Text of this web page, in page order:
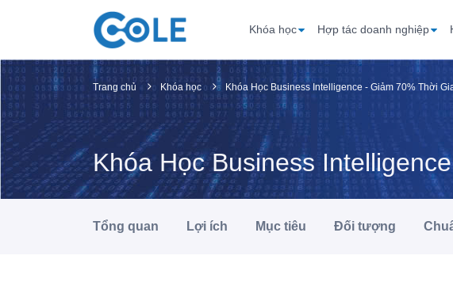
Khóa học Hợp tác doanh nghiệp
Trang chủ Khóa học Khóa Học Business Intelligence - Giảm 70% Thời
Khóa Học Business
Tổng quan Lợi ích Mục tiêu Đối tượng